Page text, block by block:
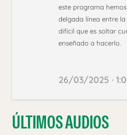
este programa
delgada línea entre
difícil que es soltar
enseñado a hacerlo.
26/03/2025 ·
ÚLTIMOS AUDIOS